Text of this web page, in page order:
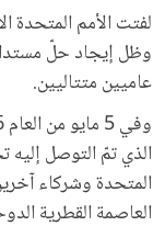
وظل إيجاد حلّ
عاميين متتاليين.
الذي تمّ التوصل إليه
المتحدة وشركاء